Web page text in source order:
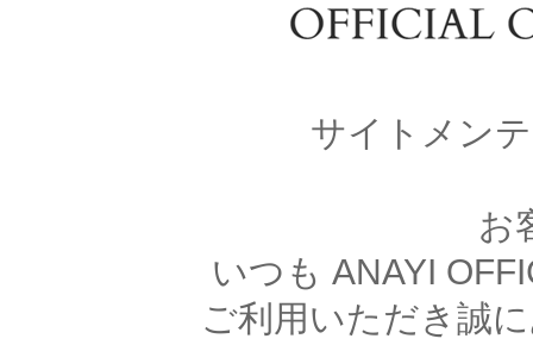
サイトメン
お
いつも ANAYI
ご利用いただき誠